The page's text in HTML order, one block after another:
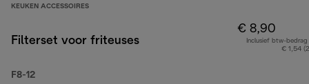
KEUKEN ACCESSOIRES
Filterset voor friteuses
F8-12
€ 8,90
Inclusief btw-bedrag
€ 1,54